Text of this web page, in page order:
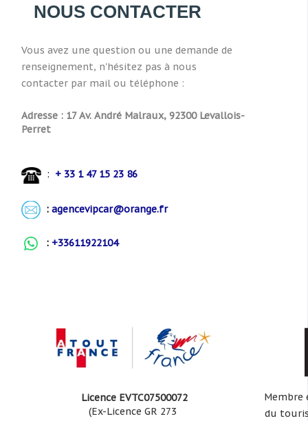
NOUS CONTACTER
Vous avez une question ou une demande de
renseignement, n'hésitez pas à nous
contacter par mail ou téléphone :
Adresse : 17 Av. André Malraux, 92300 Levallois-
Perret
: + 33 1 47 15 23 86
: agencevipcar@orange.fr
: +33611922104
Licence EVTC07500072
(Ex-Licence GR 273
Membre
du